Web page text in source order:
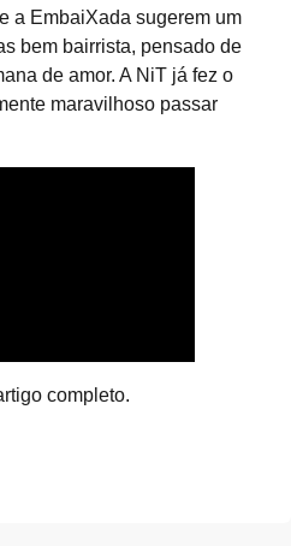
a EmbaiXada sugerem um
bem bairrista, pensado de
de amor. A NiT já fez o
maravilhoso passar
completo.